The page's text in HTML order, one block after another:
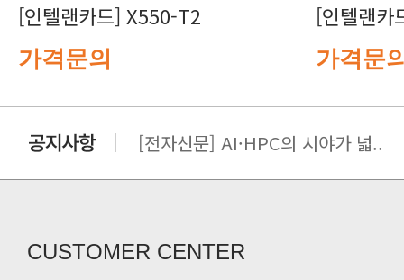
[인텔랜카드] X550-T2
가격문의
[인텔랜
가격문
[전자신문] AI·HPC의 시야가 넓..
[전자신문] “민감 데이터도 안심하
CUSTOMER CENTER